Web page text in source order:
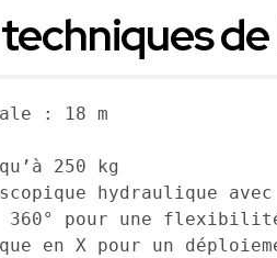
de
: 18 m
250 kg
hydraulique
pour une
en X pour un